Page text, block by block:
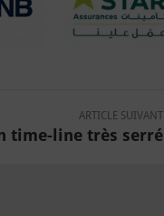
ARTICLE SUIVANT
time-line très serré